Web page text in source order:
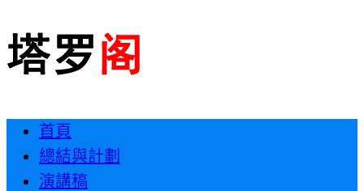
首頁
總結與計劃
演講稿